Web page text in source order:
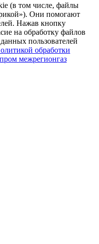
(в том числе, файлы
Они помогают
Нажав кнопку
на обработку файлов
пользователей
обработки
межрегионгаз